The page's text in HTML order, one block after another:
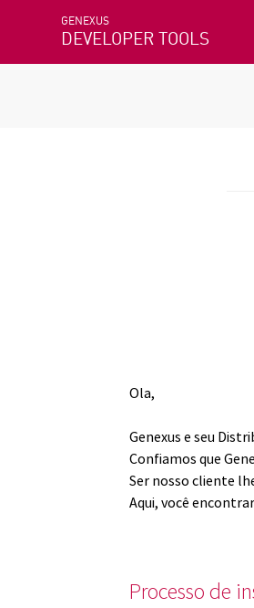
GENEXUS
DEVELOPER TOOLS
Ola,
Genexus e seu
Confiamos que
Ser nosso cliente
Aqui, você
Processo de